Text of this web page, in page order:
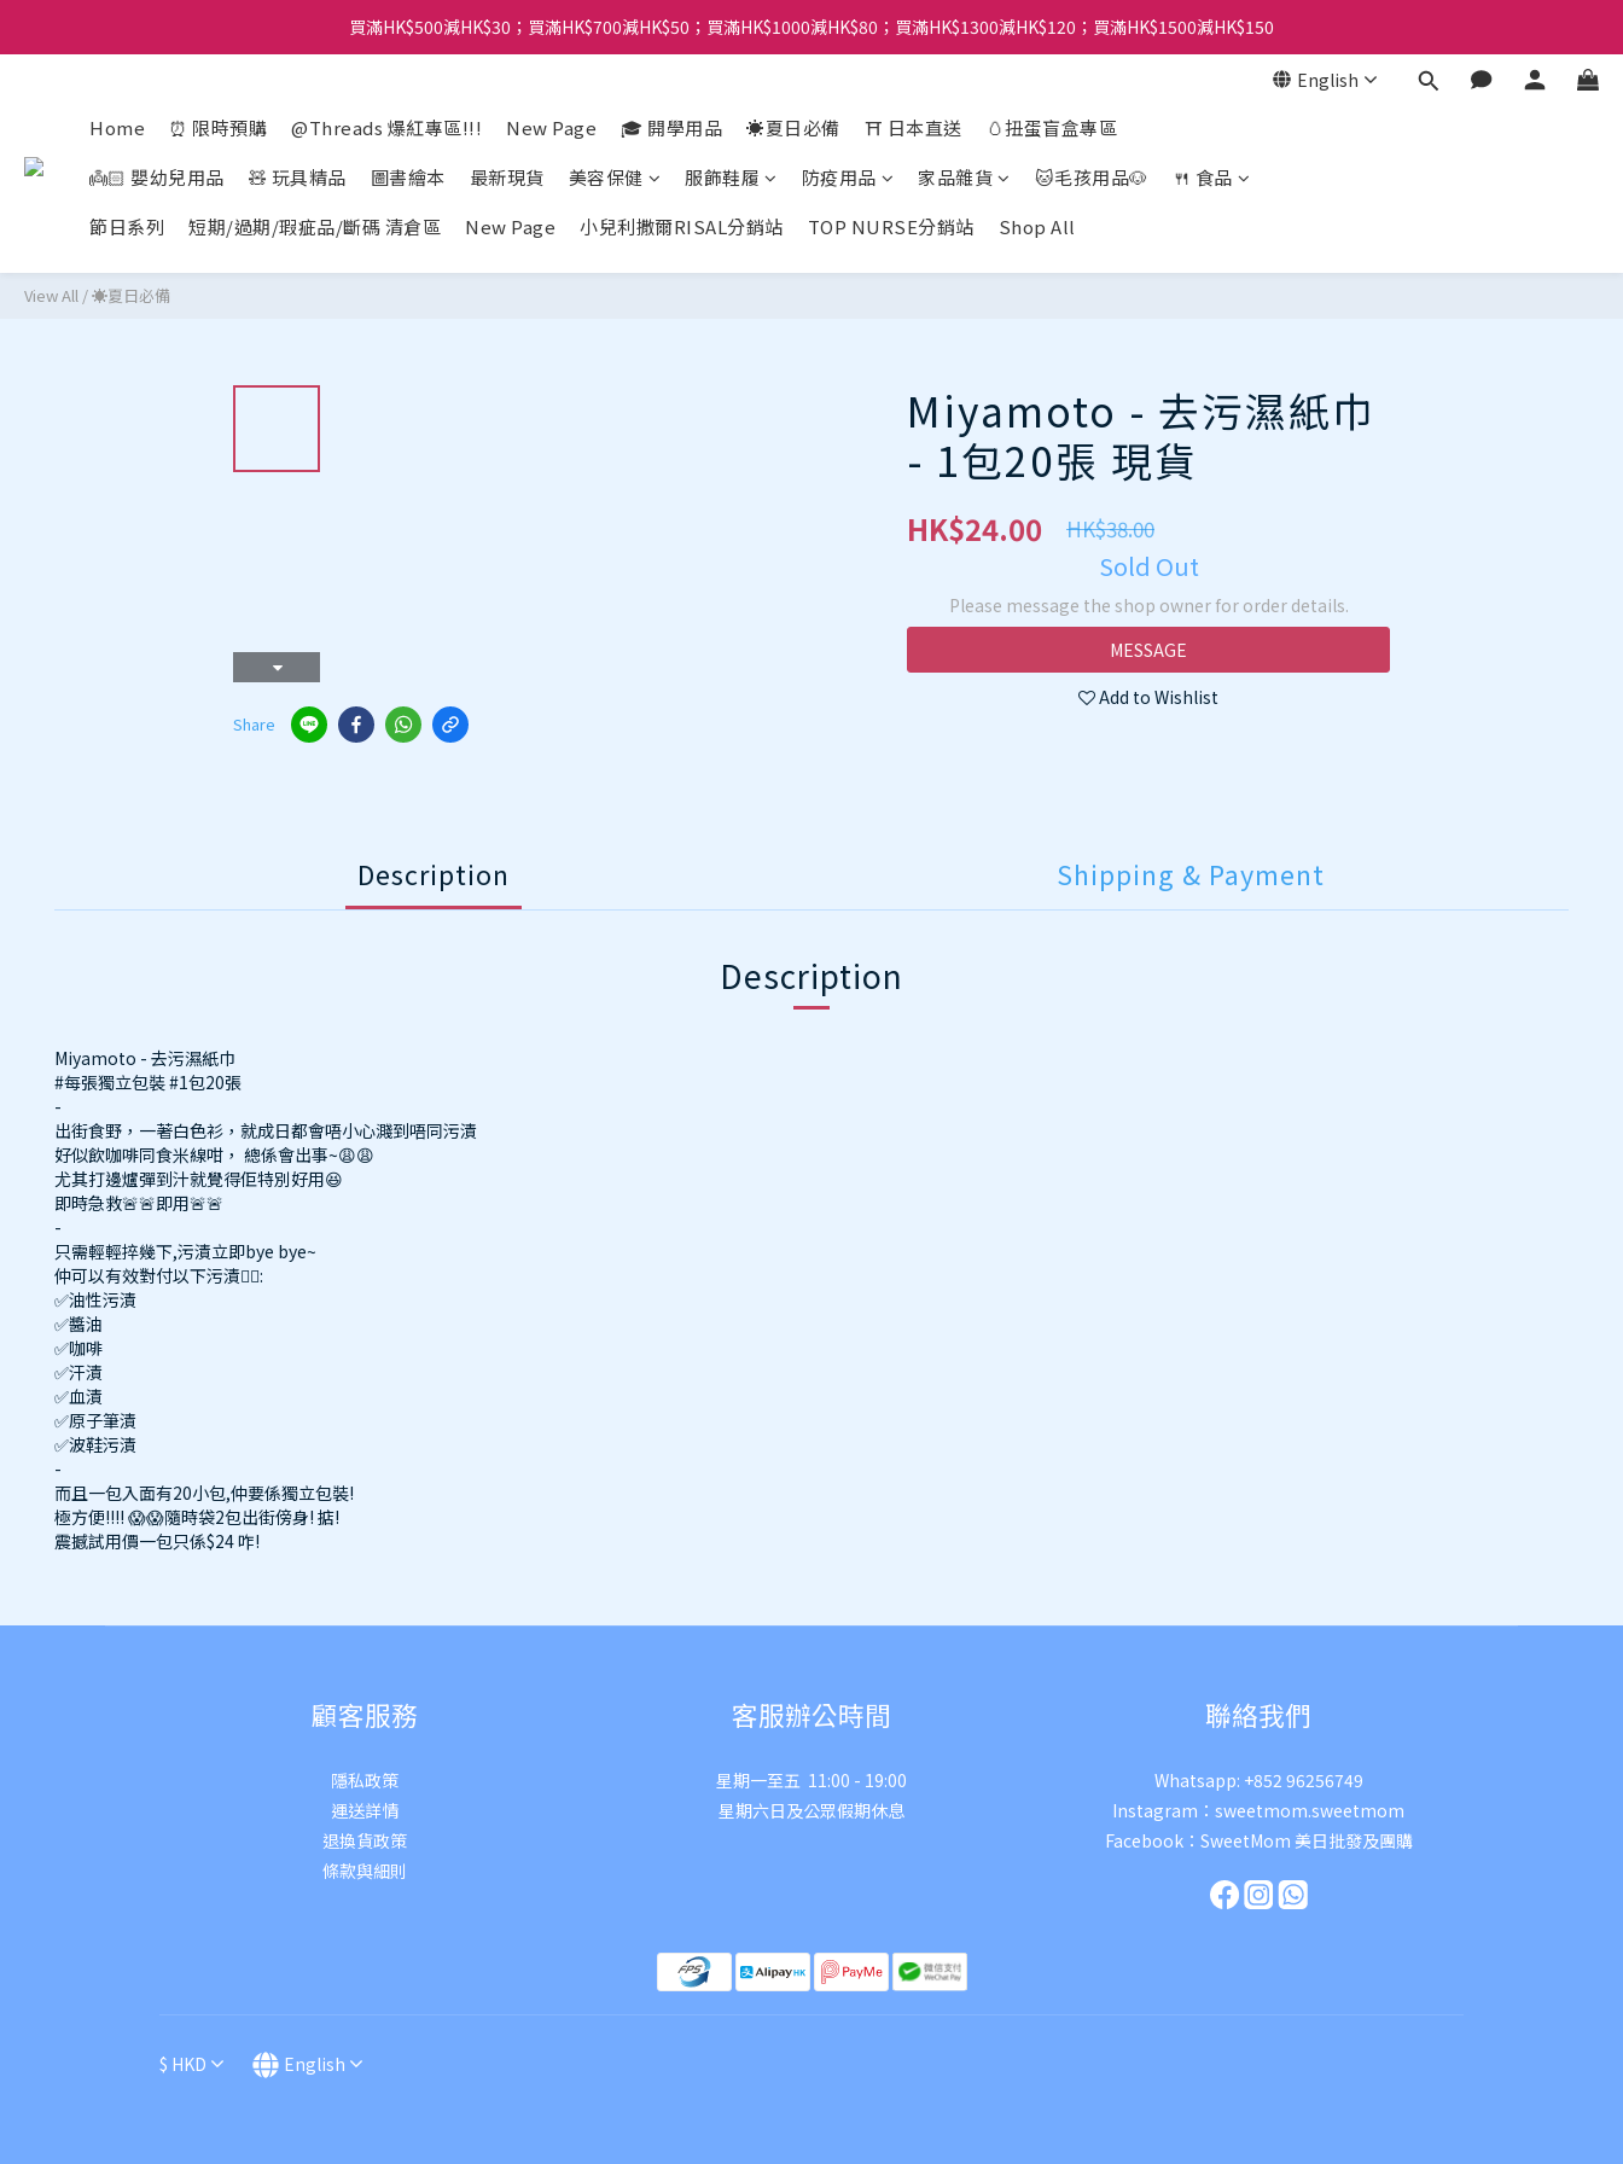
買滿HK$500減HK$30；買滿HK$700減HK$50；買滿HK$1000減HK$80；買滿HK$1300減HK$120；買滿HK$1500減HK$150
English
Home ⏰ 限時預購 @Threads 爆紅專區!!! New Page 🎓 開學用品 ☀️夏日必備 ⛩️ 日本直送
🥚扭蛋盲盒專區
👼🏻 嬰幼兒用品
🧸 玩具精品 圖書繪本 最新現貨 美容保健 服飾鞋履 防疫用品 家品雜貨 🐱毛孩用品🐶
🍴 食品
節日系列
短期/過期/瑕疵品/斷碼 清倉區 New Page 小兒利撒爾RISAL分銷站 TOP NURSE分銷站 Shop All
View All /☀️夏日必備
Share
Miyamoto - 去污濕紙巾
- 1包20張 現貨
HK$24.00 HK$38.00
Sold Out
Please message the shop owner for order details.
MESSAGE
Add to Wishlist
Description Shipping & Payment
Description
Miyamoto - 去污濕紙巾
#每張獨立包裝 #1包20張
-
出街食野，一著白色衫，就成日都會唔小心濺到唔同污漬
好似飲咖啡同食米線咁， 總係會出事~😩😩
尤其打邊爐彈到汁就覺得佢特別好用😆
即時急救🚨🚨即用🚨🚨
-
只需輕輕捽幾下,污漬立即bye bye~
仲可以有效對付以下污漬👍🏻:
✅油性污漬
✅醬油
✅咖啡
✅汗漬
✅血漬
✅原子筆漬
✅波鞋污漬
-
而且一包入面有20小包,仲要係獨立包裝!
極方便!!!! 😱😱隨時袋2包出街傍身! 掂!
震撼試用價一包只係$24 咋!
顧客服務
隱私政策
運送詳情
退換貨政策
條款與細則
客服辦公時間
星期一至五 11:00 - 19:00
星期六日及公眾假期休息
聯絡我們
Whatsapp: +852 96256749
Instagram： sweetmom.sweetmom
Facebook： SweetMom 美日批發及團購
$ HKD English